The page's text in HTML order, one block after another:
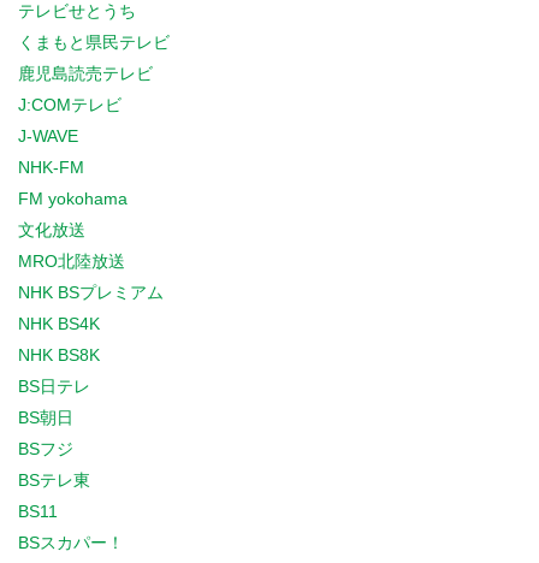
テレビせとうち
くまもと県民テレビ
鹿児島読売テレビ
J:COMテレビ
J-WAVE
NHK-FM
FM yokohama
文化放送
MRO北陸放送
NHK BSプレミアム
NHK BS4K
NHK BS8K
BS日テレ
BS朝日
BSフジ
BSテレ東
BS11
BSスカパー！